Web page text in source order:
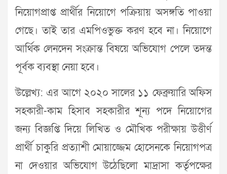
নিয়োগপ্রাপ্ত প্রার্থীর নিয়োগে পক্রিয়ায় অসঙ্গতি পাওয়া
গেছে। তাই তার এমপিওভুক্ত করণ হবে না। নিয়োগে
আর্থিক লেনদেন সংক্রান্ত বিষয়ে অভিযোগ পেলে তদন্ত
পূর্বক ব্যবস্থা নেয়া হবে।
উল্লেখ্য: এর আগে ২০২০ সালের ১১ ফেব্রুয়ারি অফিস
সহকারী-কাম হিসাব সহকারীর শূন্য পদে নিয়োগের
জন্য বিজ্ঞপ্তি দিয়ে লিখিত ও মৌখিক পরীক্ষায় উত্তীর্ণ
প্রার্থী চাকুরি প্রত্যাশী মোয়াজ্জেম হোসেনকে নিয়োগপত্র
না দেওয়ার অভিযোগ উঠেছিলো মাদ্রাসা কর্তৃপক্ষের